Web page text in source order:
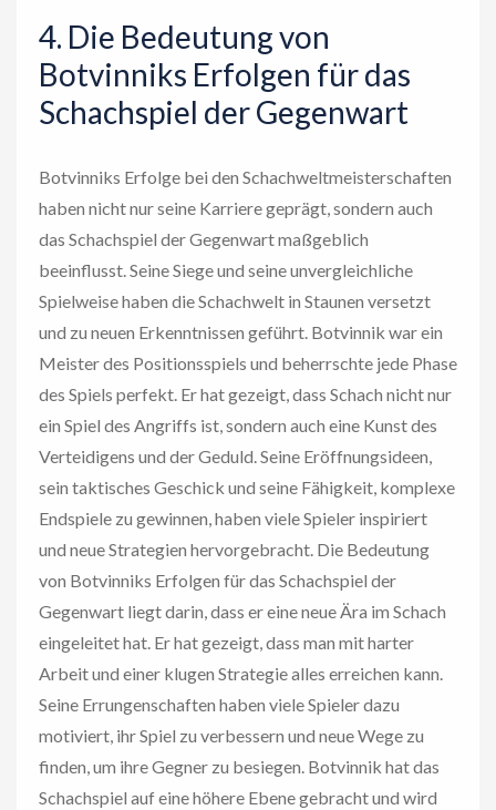
4. Die Bedeutung von
Botvinniks Erfolgen für das
Schachspiel der Gegenwart
Botvinniks Erfolge bei den Schachweltmeisterschaften
haben nicht nur seine Karriere geprägt, sondern auch
das Schachspiel der Gegenwart maßgeblich
beeinflusst. Seine Siege und seine unvergleichliche
Spielweise haben die Schachwelt in Staunen versetzt
und zu neuen Erkenntnissen geführt. Botvinnik war ein
Meister des Positionsspiels und beherrschte jede Phase
des Spiels perfekt. Er hat gezeigt, dass Schach nicht nur
ein Spiel des Angriffs ist, sondern auch eine Kunst des
Verteidigens und der Geduld. Seine Eröffnungsideen,
sein taktisches Geschick und seine Fähigkeit, komplexe
Endspiele zu gewinnen, haben viele Spieler inspiriert
und neue Strategien hervorgebracht. Die Bedeutung
von Botvinniks Erfolgen für das Schachspiel der
Gegenwart liegt darin, dass er eine neue Ära im Schach
eingeleitet hat. Er hat gezeigt, dass man mit harter
Arbeit und einer klugen Strategie alles erreichen kann.
Seine Errungenschaften haben viele Spieler dazu
motiviert, ihr Spiel zu verbessern und neue Wege zu
finden, um ihre Gegner zu besiegen. Botvinnik hat das
Schachspiel auf eine höhere Ebene gebracht und wird